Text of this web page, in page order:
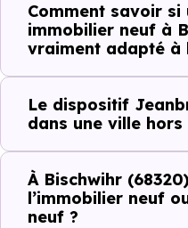
Avant la
simple : quelle
votre projet
locatif avec le
à Bischwihr
Bischwihr (68320), la
locatifse lit à travers
Comment savoir
immobilier neuf à
vraiment adapté à
Le dispositif
dans une ville
À Bischwihr
l’immobilier neuf
neuf ?